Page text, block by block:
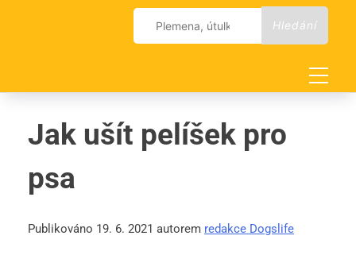
Vyhledávání
Jak ušít pelíšek pro
psa
Publikováno 19. 6. 2021 autorem redakce Dogslife